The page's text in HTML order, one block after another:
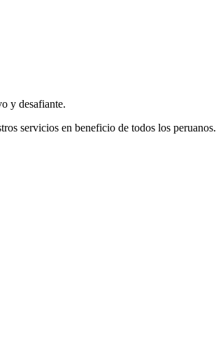
y desafiante.
servicios en beneficio de todos los peruanos.